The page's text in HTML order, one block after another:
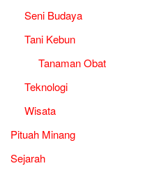
Seni Budaya
Tani Kebun
Tanaman Obat
Teknologi
Wisata
Pituah Minang
Sejarah